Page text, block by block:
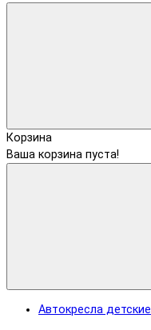
Корзина
Ваша корзина пуста!
Автокресла детские